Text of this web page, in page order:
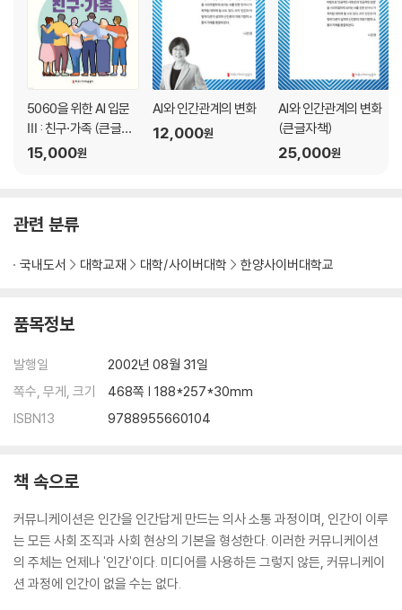
5060을 위한 AI 입문
Ⅲ : 친구·가족 (큰글자
책)
15,000원
AI와 인간관계의 변화
12,000원
AI와 인간관계의 변화
(큰글자책)
25,000원
관련 분류
국내도서 대학교재 대학/사이버대학 한양사이버대학교
품목정보
발행일
2002년 08월 31일
쪽수, 무게, 크기
468쪽 | 188*257*30mm
ISBN13
9788955660104
책 속으로
커뮤니케이션은 인간을 인간답게 만드는 의사 소통 과정이며, 인간이 이루
는 모든 사회 조직과 사회 현상의 기본을 형성한다. 이러한 커뮤니케이션
의 주체는 언제나 '인간'이다. 미디어를 사용하든 그렇지 않든, 커뮤니케이
션 과정에 인간이 없을 수는 없다.